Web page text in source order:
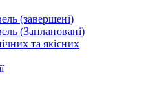
(завершені)
(Заплановані)
та якісних